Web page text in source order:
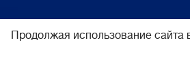
политика
Продолжая использование сайта